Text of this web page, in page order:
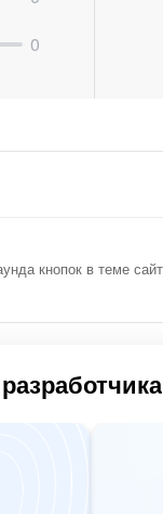
0
кнопок в теме